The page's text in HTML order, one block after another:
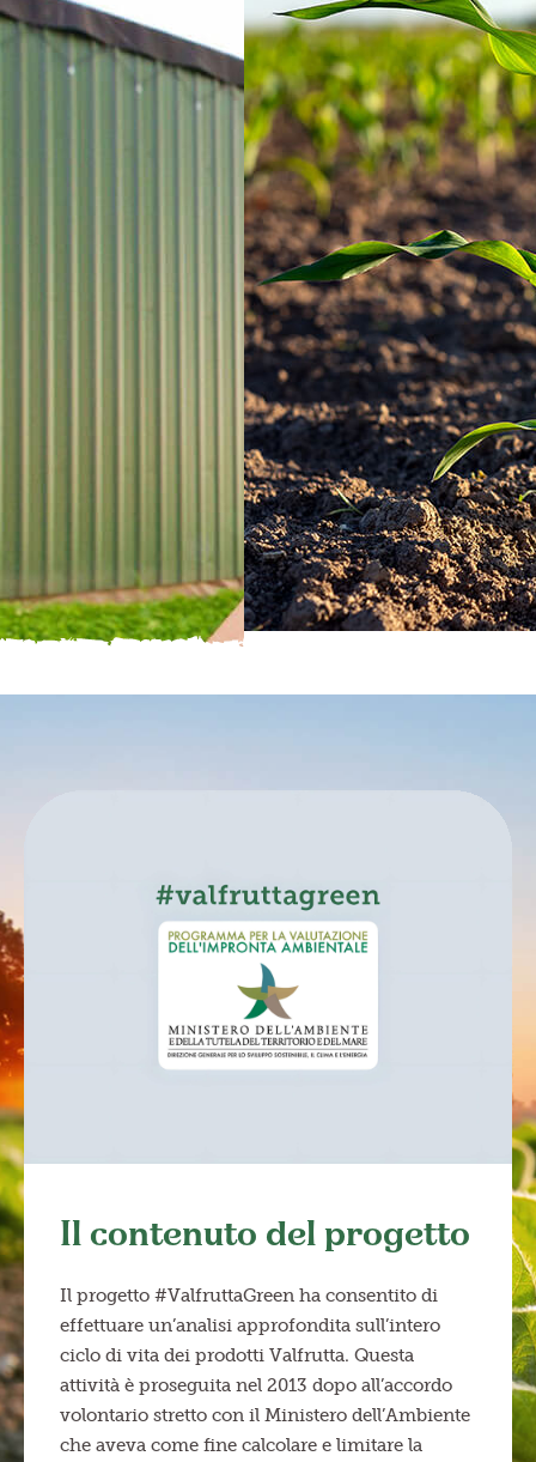
Il contenuto del progetto
Il progetto #ValfruttaGreen ha consentito di
effettuare un’analisi approfondita sull’intero
ciclo di vita dei prodotti Valfrutta. Questa
attività è proseguita nel 2013 dopo all’accordo
volontario stretto con il Ministero dell’Ambiente
che aveva come fine calcolare e limitare la